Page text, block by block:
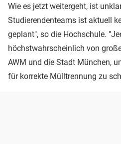
Wie es jetzt weitergeht, ist
Studierendenteams ist aktuell
geplant", so die Hochschule.
höchstwahrscheinlich von
AWM und die Stadt München,
für korrekte Mülltrennung zu